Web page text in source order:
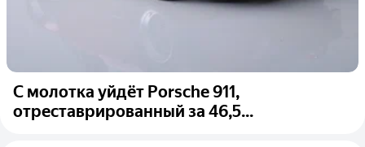
С молотка уйдёт Porsche 911,
отреставрированный за 46,5...